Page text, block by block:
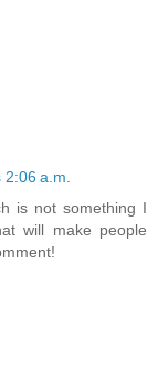
a.m.
is not something I
will make people